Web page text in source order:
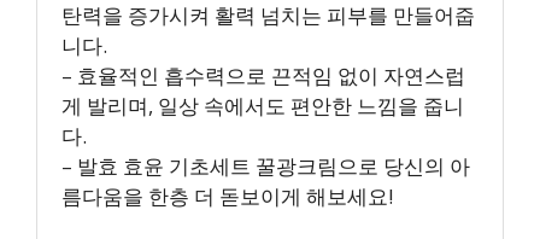
탄력을 증가시켜 활력 넘치는 피부를 만들어줍
니다.
– 효율적인 흡수력으로 끈적임 없이 자연스럽
게 발리며, 일상 속에서도 편안한 느낌을 줍니
다.
– 발효 효윤 기초세트 꿀광크림으로 당신의 아
름다움을 한층 더 돋보이게 해보세요!